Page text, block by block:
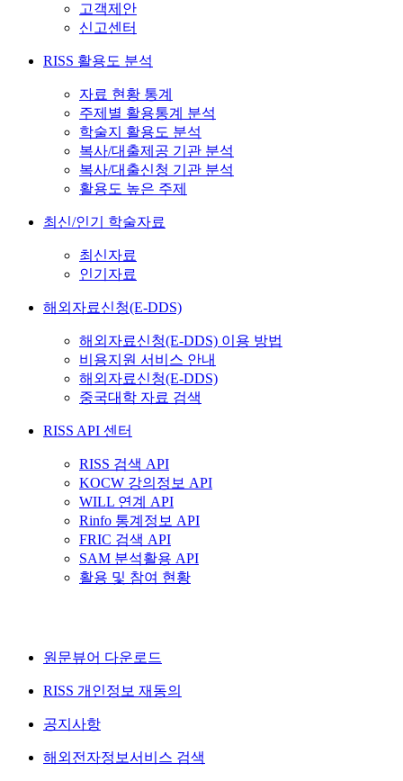
고객제안
신고센터
RISS 활용도 분석
자료 현황 통계
주제별 활용통계 분석
학술지 활용도 분석
복사/대출제공 기관 분석
복사/대출신청 기관 분석
활용도 높은 주제
최신/인기 학술자료
최신자료
인기자료
해외자료신청(E-DDS)
해외자료신청(E-DDS) 이용 방법
비용지원 서비스 안내
해외자료신청(E-DDS)
중국대학 자료 검색
RISS API 센터
RISS 검색 API
KOCW 강의정보 API
WILL 연계 API
Rinfo 통계정보 API
FRIC 검색 API
SAM 분석활용 API
활용 및 참여 현황
원문뷰어 다운로드
RISS 개인정보 재동의
공지사항
해외전자정보서비스 검색